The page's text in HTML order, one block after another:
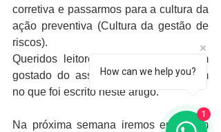
corretiva e passarmos para a cultura da
ação preventiva (Cultura da gestão de
riscos).
Queridos leitores, espero que tenham
gostado do assunto de hoje. Meditem
no que foi escrito neste artigo.
Na próxima semana iremos entrar em
How can we help you?
1